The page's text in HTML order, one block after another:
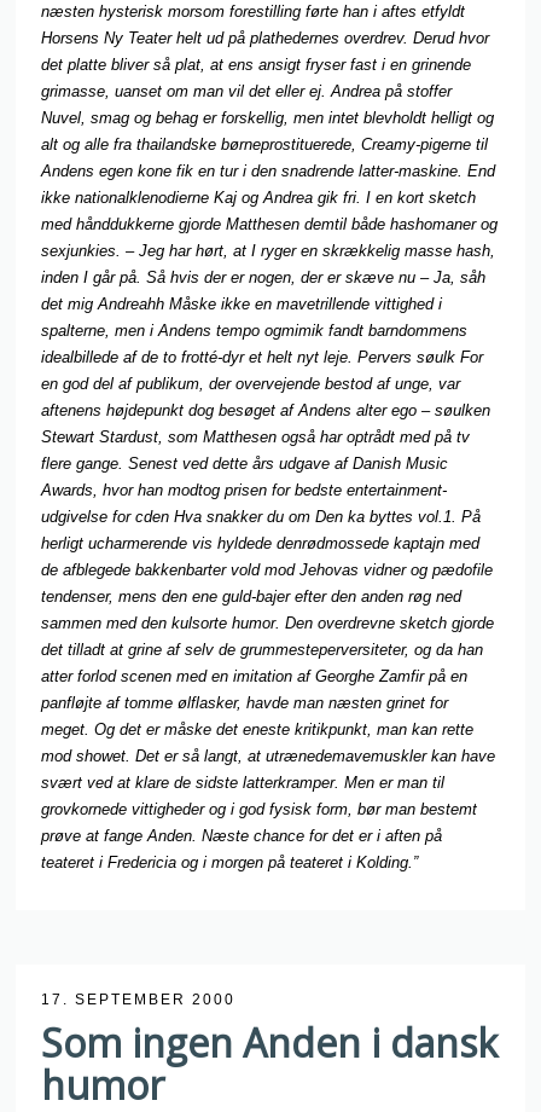
næsten hysterisk morsom forestilling førte han i aftes etfyldt
Horsens Ny Teater helt ud på plathedernes overdrev. Derud hvor
det platte bliver så plat, at ens ansigt fryser fast i en grinende
grimasse, uanset om man vil det eller ej. Andrea på stoffer
Nuvel, smag og behag er forskellig, men intet blevholdt helligt og
alt og alle fra thailandske børneprostituerede, Creamy-pigerne til
Andens egen kone fik en tur i den snadrende latter-maskine. End
ikke nationalklenodierne Kaj og Andrea gik fri. I en kort sketch
med hånddukkerne gjorde Matthesen demtil både hashomaner og
sexjunkies. – Jeg har hørt, at I ryger en skrækkelig masse hash,
inden I går på. Så hvis der er nogen, der er skæve nu – Ja, såh
det mig Andreahh Måske ikke en mavetrillende vittighed i
spalterne, men i Andens tempo ogmimik fandt barndommens
idealbillede af de to frotté-dyr et helt nyt leje. Pervers søulk For
en god del af publikum, der overvejende bestod af unge, var
aftenens højdepunkt dog besøget af Andens alter ego – søulken
Stewart Stardust, som Matthesen også har optrådt med på tv
flere gange. Senest ved dette års udgave af Danish Music
Awards, hvor han modtog prisen for bedste entertainment-
udgivelse for cden Hva snakker du om Den ka byttes vol.1. På
herligt ucharmerende vis hyldede denrødmossede kaptajn med
de afblegede bakkenbarter vold mod Jehovas vidner og pædofile
tendenser, mens den ene guld-bajer efter den anden røg ned
sammen med den kulsorte humor. Den overdrevne sketch gjorde
det tilladt at grine af selv de grummesteperversiteter, og da han
atter forlod scenen med en imitation af Georghe Zamfir på en
panfløjte af tomme ølflasker, havde man næsten grinet for
meget. Og det er måske det eneste kritikpunkt, man kan rette
mod showet. Det er så langt, at utrænedemavemuskler kan have
svært ved at klare de sidste latterkramper. Men er man til
grovkornede vittigheder og i god fysisk form, bør man bestemt
prøve at fange Anden. Næste chance for det er i aften på
teateret i Fredericia og i morgen på teateret i Kolding.”
17. SEPTEMBER 2000
Som ingen Anden i dansk
humor